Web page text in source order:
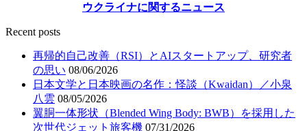
ウクライナに関するニュース
Recent posts
再帰的自己改善（RSI）とAIスタートアップ、研究者
の思い 08/06/2026
日本文学と日本映画の名作：怪談（Kwaidan）／小泉
八雲 08/05/2026
翼胴一体形状（Blended Wing Body: BWB）を採用した
次世代ジェット旅客機 07/31/2026